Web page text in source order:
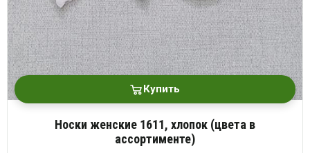
Купить
Носки женские 1611, хлопок (цвета в
ассортименте)